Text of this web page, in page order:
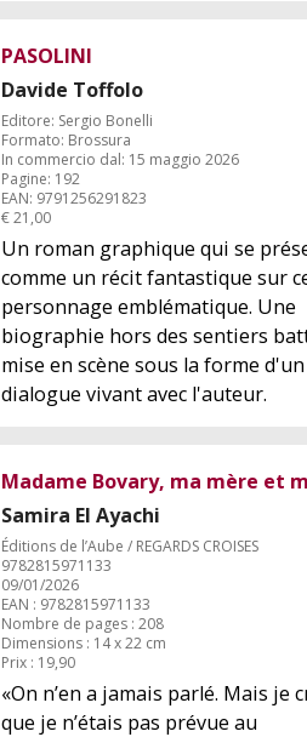
PASOLINI
Davide Toffolo
Editore: Sergio Bonelli
Formato: Brossura
In commercio dal: 15 maggio 2026
Pagine: 192
EAN: 9791256291823
€ 21,00
Un roman graphique qui se
comme un récit fantastique sur
personnage emblématique. Une
biographie hors des sentiers
mise en scène sous la forme d'un
dialogue vivant avec l'auteur.
Madame Bovary, ma mère et
Samira El Ayachi
Éditions de l’Aube / REGARDS CROISES
9782815971133
09/01/2026
EAN : 9782815971133
Nombre de pages : 208
Dimensions : 14 x 22 cm
Prix : 19,90
«On n’en a jamais parlé. Mais je
que je n’étais pas prévue au